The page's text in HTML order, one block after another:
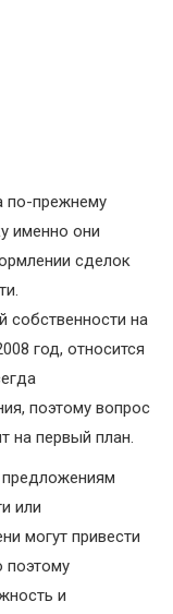
по-прежнему
именно они
сделок
собственности на
год, относится
поэтому вопрос
на первый план.
или
могут привести
поэтому
и